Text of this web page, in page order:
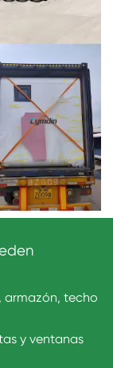
armazón, techo
y ventanas